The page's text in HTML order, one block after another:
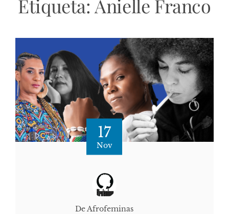
Etiqueta: Anielle Franco
17
Nov
De Afrofeminas